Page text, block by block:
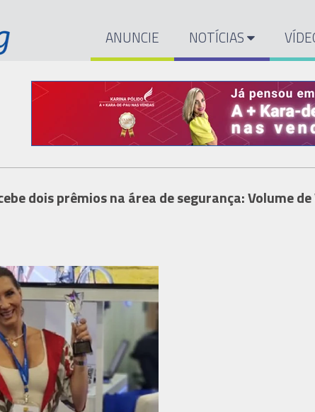
ANUNCIE NOTÍCIAS
dois prêmios na área de segurança: Volume